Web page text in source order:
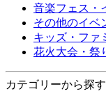
音楽フェス・
その他のイベ
キッズ・ファ
花火大会・祭
カテゴリーから探す